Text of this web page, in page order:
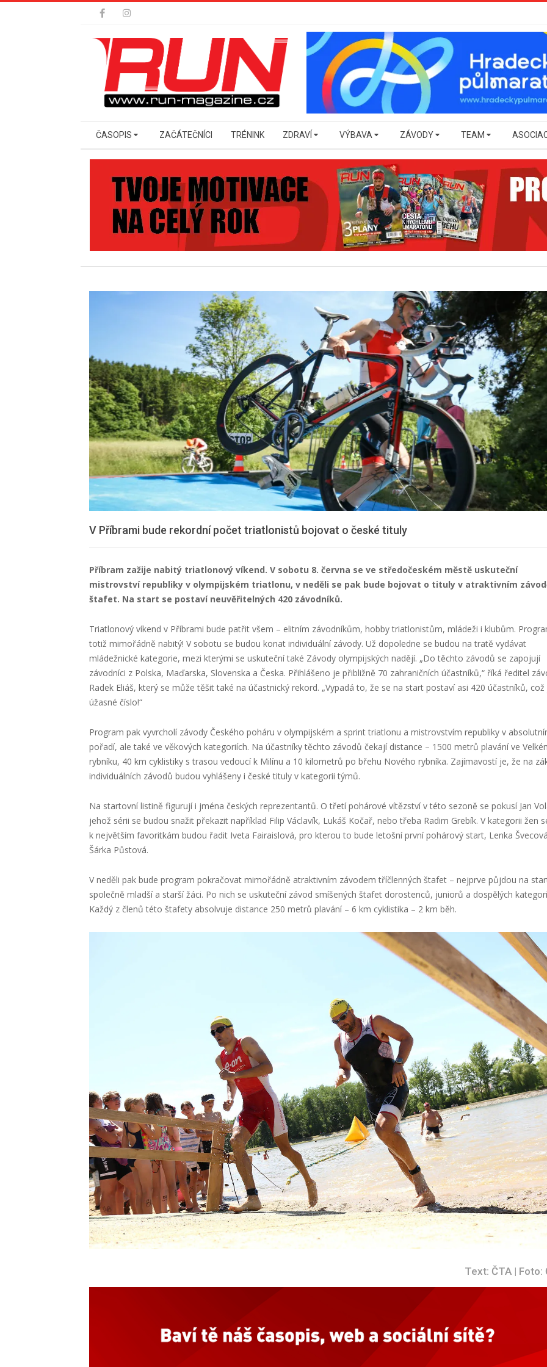
Secondary
Menu
ČASOPIS ZAČÁTEČNÍCI TRÉNINK ZDRAVÍ VÝBAVA ZÁVODY TEAM
V Příbrami bude rekordní počet triatlonistů bojovat o české tituly
Příbram zažije nabitý triatlonový víkend. V sobotu 8. června se ve středočeském městě uskuteční
mistrovství republiky v olympijském triatlonu, v neděli se pak bude bojovat o tituly v atraktivním
štafet. Na start se postaví neuvěřitelných 420 závodníků.
Triatlonový víkend v Příbrami bude patřit všem – elitním závodníkům, hobby triatlonistům, mládeži i klubům.
totiž mimořádně nabitý! V sobotu se budou konat individuální závody. Už dopoledne se budou na tratě vydávat
mládežnické kategorie, mezi kterými se uskuteční také Závody olympijských nadějí. „Do těchto závodů se zapojují
závodníci z Polska, Maďarska, Slovenska a Česka. Přihlášeno je přibližně 70 zahraničních účastníků,“ říká ředitel
Radek Eliáš, který se může těšit také na účastnický rekord. „Vypadá to, že se na start postaví asi 420 účastníků, což
úžasné číslo!“
Program pak vyvrcholí závody Českého poháru v olympijském a sprint triatlonu a mistrovstvím republiky v
pořadí, ale také ve věkových kategoriích. Na účastníky těchto závodů čekají distance – 1500 metrů plavání ve
rybníku, 40 km cyklistiky s trasou vedoucí k Milínu a 10 kilometrů po břehu Nového rybníka. Zajímavostí je, že na
individuálních závodů budou vyhlášeny i české tituly v kategorii týmů.
Na startovní listině figurují i jména českých reprezentantů. O třetí pohárové vítězství v této sezoně se pokusí Jan
jehož sérii se budou snažit překazit například Filip Václavík, Lukáš Kočař, nebo třeba Radim Grebík. V kategorii žen
k největším favoritkám budou řadit Iveta Fairaislová, pro kterou to bude letošní první pohárový start, Lenka
Šárka Půstová.
V neděli pak bude program pokračovat mimořádně atraktivním závodem tříčlenných štafet – nejprve půjdou na
společně mladší a starší žáci. Po nich se uskuteční závod smíšených štafet dorostenců, juniorů a dospělých
Každý z členů této štafety absolvuje distance 250 metrů plavání – 6 km cyklistika – 2 km běh.
Text: ČTA | Foto: